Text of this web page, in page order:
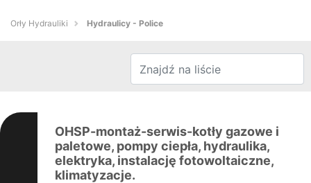
Orły Hydrauliki Hydraulicy - Police
OHSP-montaż-serwis-kotły gazowe i
paletowe, pompy ciepła, hydraulika,
elektryka, instalację fotowoltaiczne,
klimatyzacje.